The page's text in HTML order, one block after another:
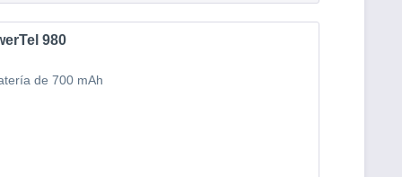
980
de 700 mAh